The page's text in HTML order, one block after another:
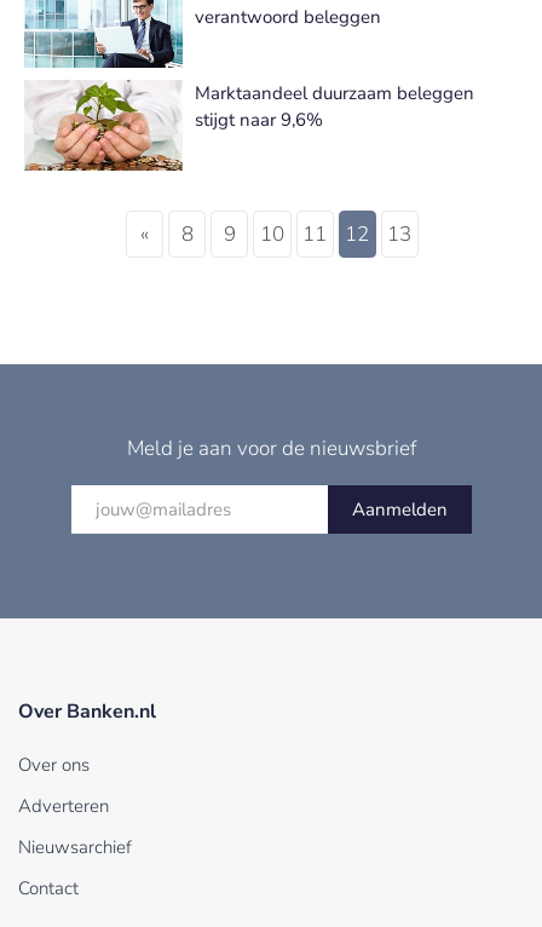
verantwoord beleggen
Marktaandeel duurzaam beleggen
stijgt naar 9,6%
« 8 9 10 11 12 13
Meld je aan voor de nieuwsbrief
Aanmelden
Over Banken.nl
Over ons
Adverteren
Nieuwsarchief
Contact